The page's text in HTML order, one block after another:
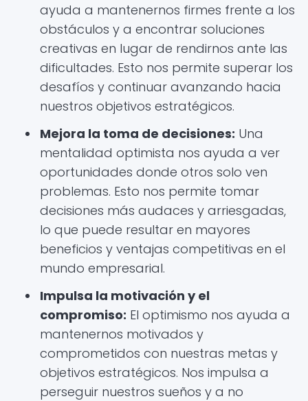
ayuda a mantenernos firmes frente a los
obstáculos y a encontrar soluciones
creativas en lugar de rendirnos ante las
dificultades. Esto nos permite superar los
desafíos y continuar avanzando hacia
nuestros objetivos estratégicos.
Mejora la toma de decisiones: Una
mentalidad optimista nos ayuda a ver
oportunidades donde otros solo ven
problemas. Esto nos permite tomar
decisiones más audaces y arriesgadas,
lo que puede resultar en mayores
beneficios y ventajas competitivas en el
mundo empresarial.
Impulsa la motivación y el
compromiso: El optimismo nos ayuda a
mantenernos motivados y
comprometidos con nuestras metas y
objetivos estratégicos. Nos impulsa a
perseguir nuestros sueños y a no